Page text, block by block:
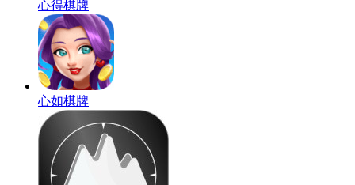
心得棋牌
心如棋牌